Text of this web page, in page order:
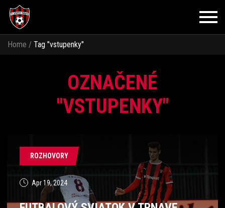
Home / Tag "vstupenky"
OZNAČENÉ
"VSTUPENKY"
ROZHOVORY
Apr 19, 2024